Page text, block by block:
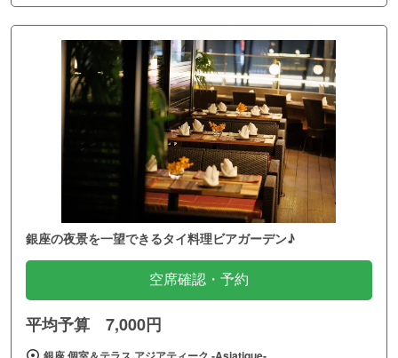
銀座の夜景を一望できるタイ料理ビアガーデン♪
空席確認・予約
平均予算 7,000円